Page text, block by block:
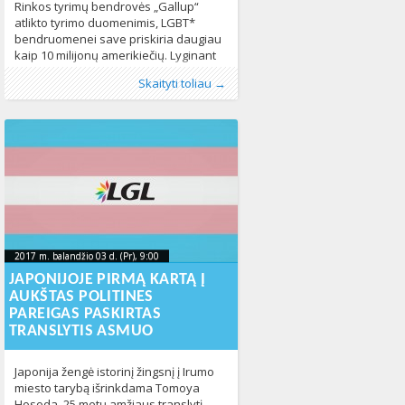
Rinkos tyrimų bendrovės „Gallup“
atlikto tyrimo duomenimis, LGBT*
bendruomenei save priskiria daugiau
kaip 10 milijonų amerikiečių. Lyginant
su 2012 metais, šis skaičius išaugo 0,6
proc. „Gallup“ atlikto tyrimo
duomenimis, 4,1 proc. JAV gyventojų
tvirtina esantys homoseksualūs,
duomenys rodo, kad LGBT*
rekordinis skaičius amerikiečių.
Lyginant su 2012 metais atlikto
Skaityti toliau →
Publikavo:Aliona, LGL
Kategorijos:LGBT pasaulyje,Naujienos,
Pasaulyje347
Žymos:Biseksualumas,Homoseksualumas,
LGBT* bendruomenė412
2017 m. balandžio 03 d. (Pr), 9:00
2023-10-19T14:02:13+00:00
2017 m. balandžio 03 d. (Pr), 9:00
2023-10-
19T14:02:13+00:00
JAPONIJOJE PIRMĄ KARTĄ Į
AUKŠTAS POLITINES
PAREIGAS PASKIRTAS
TRANSLYTIS ASMUO
Japonija žengė istorinį žingsnį į Irumo
miesto tarybą išrinkdama Tomoya